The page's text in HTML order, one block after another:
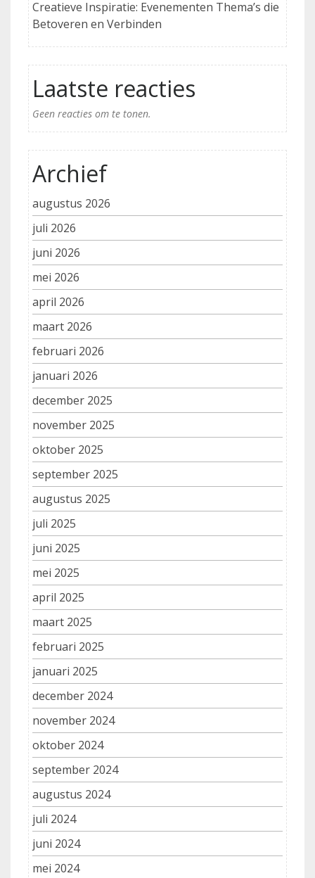
Creatieve Inspiratie: Evenementen Thema’s die
Betoveren en Verbinden
Laatste reacties
Geen reacties om te tonen.
Archief
augustus 2026
juli 2026
juni 2026
mei 2026
april 2026
maart 2026
februari 2026
januari 2026
december 2025
november 2025
oktober 2025
september 2025
augustus 2025
juli 2025
juni 2025
mei 2025
april 2025
maart 2025
februari 2025
januari 2025
december 2024
november 2024
oktober 2024
september 2024
augustus 2024
juli 2024
juni 2024
mei 2024